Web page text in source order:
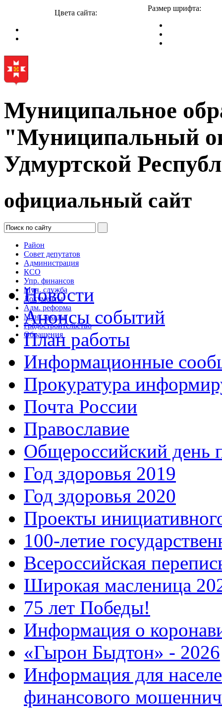
Цвета сайта:
Размер шрифта:
Муниципальное
"Муниципальный
Удмуртской
официальный сайт
Район
Совет депутатов
Администрация
КСО
Упр. финансов
Мун. служба
Документы
Адм. реформа
Мун. заказы
Градостроительство
Обращения
Новости
Анонсы событий
План работы
Информационные
Прокуратура
Почта России
Православие
Общероссийский день
Год здоровья 2019
Год здоровья 2020
Проекты
100-летие
Всероссийская
Широкая масленица
75 лет Победы!
Информация о
«Гырон Быдтон» - 2026
Информация для
финансового